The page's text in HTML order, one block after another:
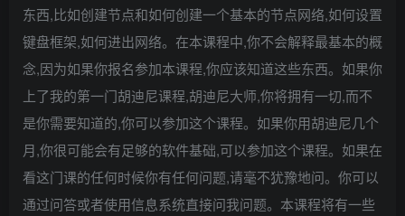
东西,比如创建节点和如何创建一个基本的节点网络,如何设置
键盘框架,如何进出网络。在本课程中,你不会解释最基本的概
念,因为如果你报名参加本课程,你应该知道这些东西。如果你
上了我的第一门胡迪尼课程,胡迪尼大师,你将拥有一切,而不
是你需要知道的,你可以参加这个课程。如果你用胡迪尼几个
月,你很可能会有足够的软件基础,可以参加这个课程。如果在
看这门课的任何时候你有任何问题,请毫不犹豫地问。你可以
通过问答或者使用信息系统直接问我问题。本课程将有一些